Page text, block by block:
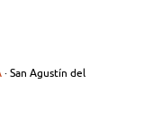
· San Agustín del